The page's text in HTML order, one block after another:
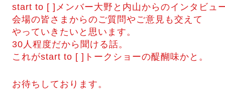
start to [ ]メンバー大野と内山からのインタビュ
会場の皆さまからのご質問やご意見も交えて
やっていきたいと思います。
30人程度だから聞ける話。
これがstart to [ ]トークショーの醍醐味かと。
お待ちしております。